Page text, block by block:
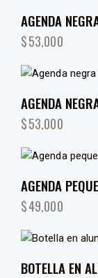
AGENDA
$53,000
AGENDA
$53,000
AGENDA
$49,000
BOTELLA EN